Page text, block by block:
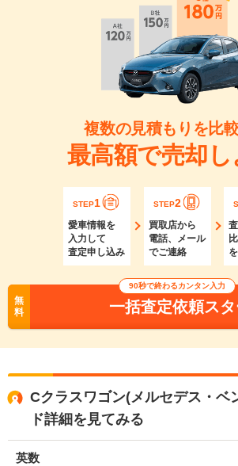
複数の見積もりを比
最高額で売却
STEP1
愛車情報を
入力して
査定申し込み
STEP2
買取店から
電話、メール
でご連絡
無
料
90秒で終わるカンタン入力
一括査定依頼スタ
Cクラスワゴン(メルセデス・ベ
ド詳細を見てみる
英数